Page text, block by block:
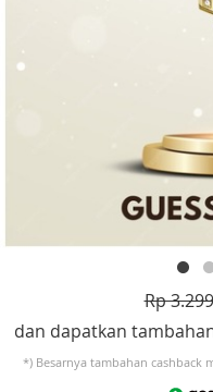
Rp
dan dapatkan
*) Besarnya tambahan